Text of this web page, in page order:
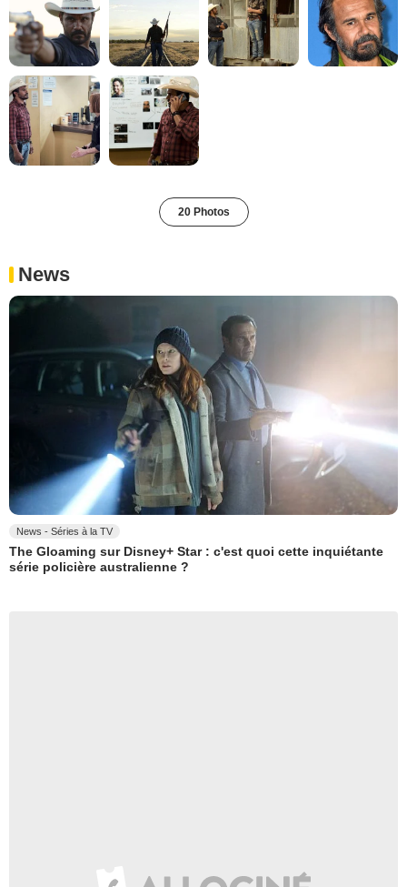
20 Photos
News
News - Séries à la TV
The Gloaming sur Disney+ Star : c'est quoi cette inquiétante
série policière australienne ?